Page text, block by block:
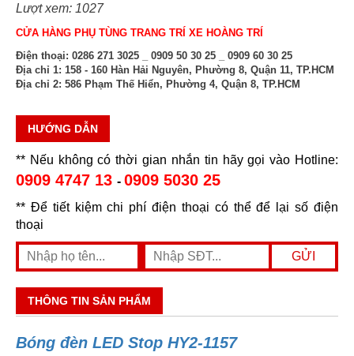
Lượt xem: 1027
CỬA HÀNG PHỤ TÙNG TRANG TRÍ XE HOÀNG TRÍ
Điện thoại: 0286 271 3025 _ 0909 50 30 25 _ 0909 60 30 25
Địa chỉ 1: 158 - 160 Hàn Hải Nguyên, Phường 8, Quận 11, TP.HCM
Địa chỉ 2: 586 Phạm Thế Hiển, Phường 4, Quận 8, TP.HCM
HƯỚNG DẪN
** Nếu không có thời gian nhắn tin hãy gọi vào Hotline:
0909 4747 13 - 0909 5030 25
** Để tiết kiệm chi phí điện thoại có thể để lại số điện
thoại
THÔNG TIN SẢN PHẨM
Bóng đèn LED Stop HY2-1157